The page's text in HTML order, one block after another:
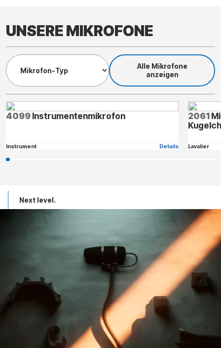
UNSERE MIKROFONE
Alle Mikrofone
anzeigen
4099Instrumentenmikrofon
Instrument Details
2061
Lavalier
Next level.